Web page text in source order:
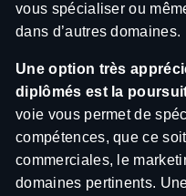
vous spécialiser ou
dans d’autres domaines.
Une option très
diplômés est la
voie vous permet de
compétences, que ce
commerciales, le
domaines pertinents.